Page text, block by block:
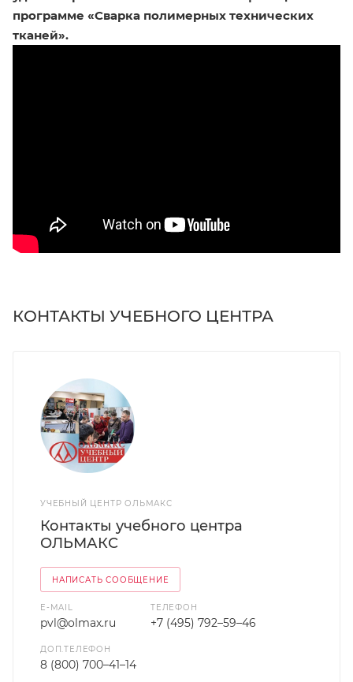
программе «Сварка полимерных технических
тканей».
КОНТАКТЫ УЧЕБНОГО ЦЕНТРА
УЧЕБНЫЙ ЦЕНТР ОЛЬМАКС
Контакты учебного центра
ОЛЬМАКС
НАПИСАТЬ СООБЩЕНИЕ
E-MAIL
pvl@olmax.ru
ТЕЛЕФОН
+7 (495) 792–59–46
ДОП.ТЕЛЕФОН
8 (800) 700–41–14